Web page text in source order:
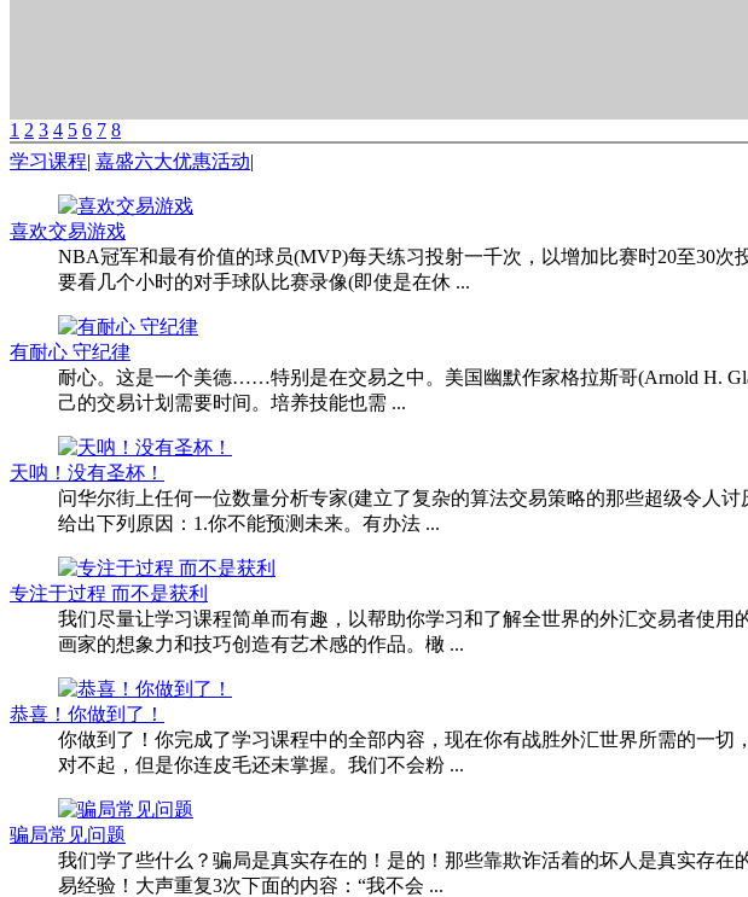
1 2 3 4 5 6 7 8
学习课程| 嘉盛六大优惠活动|
喜欢交易游戏
NBA冠军和最有价值的球员(MVP)每天练习投射一千次，以增加比赛时20至30
要看几个小时的对手球队比赛录像(即使是在休 ...
有耐心 守纪律
耐心。这是一个美德……特别是在交易之中。美国幽默作家格拉斯哥(Arnold H.
己的交易计划需要时间。培养技能也需 ...
天呐！没有圣杯！
问华尔街上任何一位数量分析专家(建立了复杂的算法交易策略的那些超级令人
给出下列原因：1.你不能预测未来。有办法 ...
专注于过程 而不是获利
我们尽量让学习课程简单而有趣，以帮助你学习和了解全世界的外汇交易者使
画家的想象力和技巧创造有艺术感的作品。橄 ...
恭喜！你做到了！
你做到了！你完成了学习课程中的全部内容，现在你有战胜外汇世界所需的一
对不起，但是你连皮毛还未掌握。我们不会粉 ...
骗局常见问题
我们学了些什么？骗局是真实存在的！是的！那些靠欺诈活着的坏人是真实存
易经验！大声重复3次下面的内容：“我不会 ...